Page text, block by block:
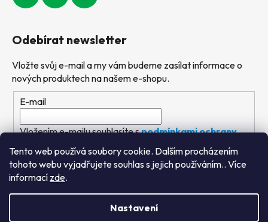
Tento web používá soubory cookie. Dalším procházením
tohoto webu vyjadřujete souhlas s jejich používáním.. Více
informací zde.
Nastavení
Odebírat newsletter
Vložte svůj e-mail a my vám budeme zasílat informace o
nových produktech na našem e-shopu.
E-mail
Vložením e-mailu souhlasíte spodmínkami ochrany
osobních údajů
PŘIHLÁSIT SE